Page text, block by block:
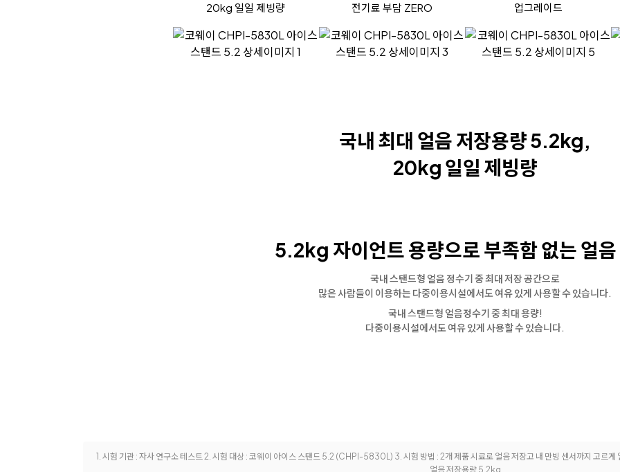
20kg 일일 제빙량
전기료 부담 ZERO
업그레이드
국내 최대 얼음 저장용량 5.2kg,
20kg 일일 제빙량
5.2kg 자이언트 용량으로 부족함 없는 얼
국내 스탠드형 얼음 정수기 중 최대 저장 공간으로
많은 사람들이 이용하는 다중이용시설에서도 여유 있게 사용할 수 있습니다.
국내 스탠드형 얼음정수기 중 최대 용량!
다중이용시설에서도 여유 있게 사용할 수 있습니다.
1. 시험 기관 : 자사 연구소 테스트 2. 시험 대상 : 코웨이 아이스 스탠드 5.2 (CHPI-5830L) 3. 시험 방법 : 2개 제품 시료로 얼음 저장고 내 만빙 센서까지 고르게
얼음 저장용량 5.2kg